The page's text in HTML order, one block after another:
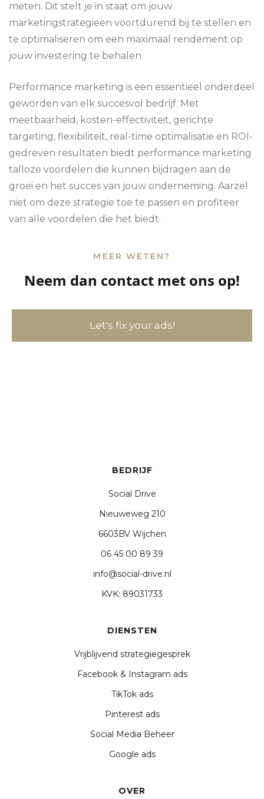
meten. Dit stelt je in staat om jouw
marketingstrategieën voortdurend bij te stellen en
te optimaliseren om een maximaal rendement op
jouw investering te behalen.
Performance marketing is een essentieel onderdeel
geworden van elk succesvol bedrijf. Met
meetbaarheid, kosten-effectiviteit, gerichte
targeting, flexibiliteit, real-time optimalisatie en ROI-
gedreven resultaten biedt performance marketing
talloze voordelen die kunnen bijdragen aan de
groei en het succes van jouw onderneming. Aarzel
niet om deze strategie toe te passen en profiteer
van alle voordelen die het biedt.
MEER WETEN?
Neem dan contact met ons op!
Let's fix your ads!
BEDRIJF
Social Drive
Nieuweweg 210
6603BV Wijchen
06 45 00 89 39
info@social-drive.nl
KVK: 89031733
DIENSTEN
Vrijblijvend strategiegesprek
Facebook & Instagram ads
TikTok ads
Pinterest ads
Social Media Beheer
Google ads
OVER